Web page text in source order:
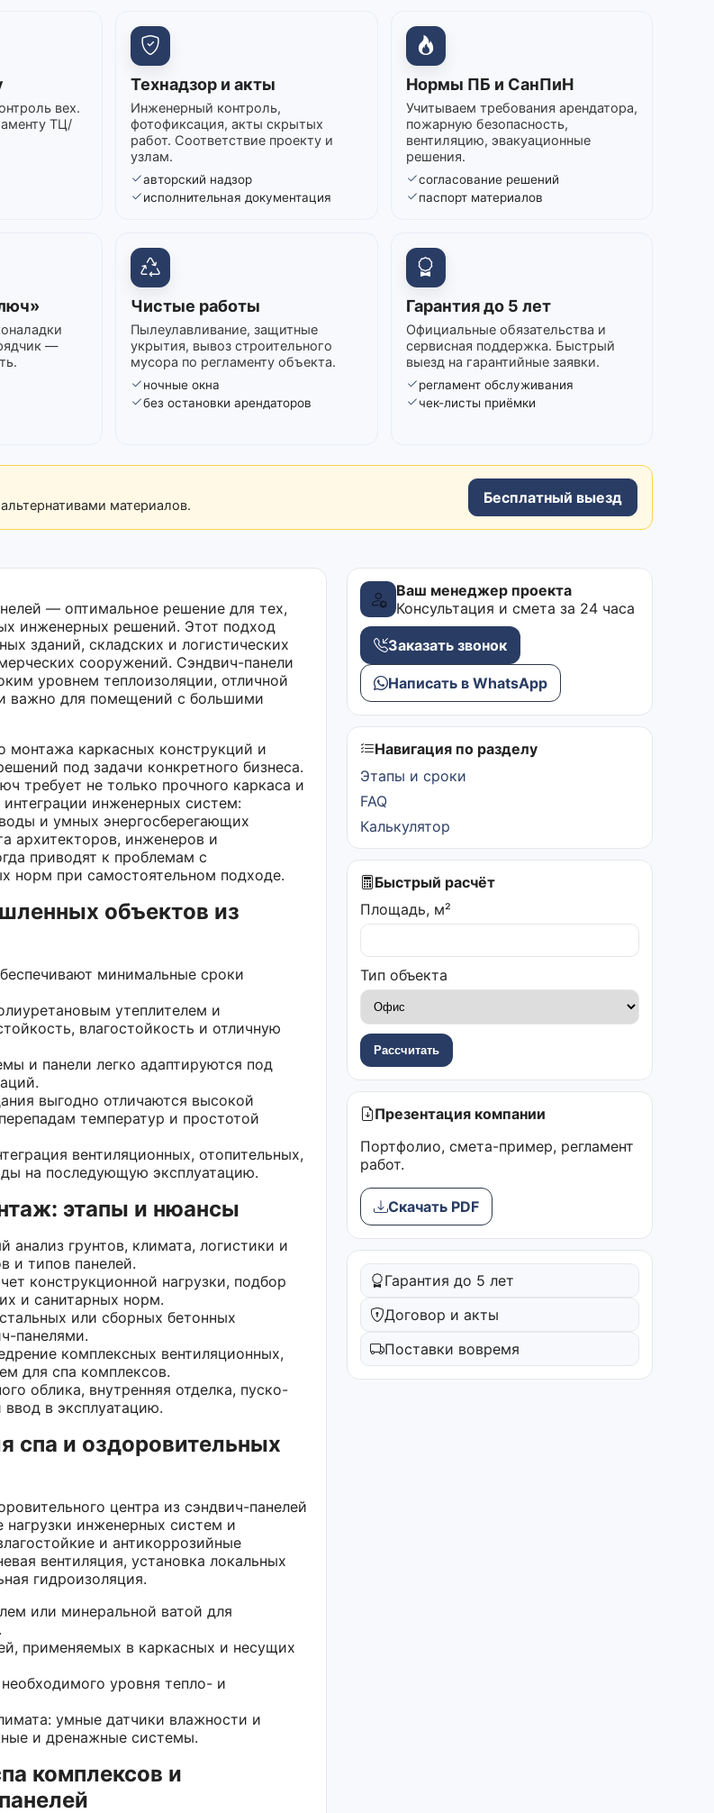
вех.
ТЦ/
Технадзор и акты
Инженерный контроль,
фотофиксация, акты скрытых
работ. Соответствие проекту и
узлам.
авторский надзор
исполнительная документация
Нормы ПБ и СанПиН
Учитываем требования арендатора,
пожарную безопасность,
вентиляцию, эвакуационные
решения.
согласование решений
паспорт материалов
—
Чистые работы
Пылеулавливание, защитные
укрытия, вывоз строительного
мусора по регламенту объекта.
ночные окна
без остановки арендаторов
Гарантия до 5 лет
Официальные обязательства и
сервисная поддержка. Быстрый
выезд на гарантийные заявки.
регламент обслуживания
чек-листы приёмки
материалов.
Бесплатный выезд
— оптимальное решение для тех,
инженерных решений. Этот подход
зданий, складских и логистических
сооружений. Сэндвич-панели
уровнем теплоизоляции, отличной
важно для помещений с большими
монтажа каркасных конструкций и
под задачи конкретного бизнеса.
требует не только прочного каркаса и
инженерных систем:
и умных энергосберегающих
архитекторов, инженеров и
приводят к проблемам с
норм при самостоятельном подходе.
объектов из
минимальные сроки
утеплителем и
влагостойкость и отличную
и панели легко адаптируются под
выгодно отличаются высокой
температур и простотой
вентиляционных, отопительных,
на последующую эксплуатацию.
этапы и нюансы
анализ грунтов, климата, логистики и
и типов панелей.
конструкционной нагрузки, подбор
и санитарных норм.
или сборных бетонных
панелями.
комплексных вентиляционных,
для спа комплексов.
облика, внутренняя отделка, пуско-
в эксплуатацию.
спа и оздоровительных
центра из сэндвич-панелей
инженерных систем и
и антикоррозийные
вентиляция, установка локальных
гидроизоляция.
или минеральной ватой для
применяемых в каркасных и несущих
уровня тепло- и
умные датчики влажности и
и дренажные системы.
комплексов и
Ваш менеджер проекта
Консультация и смета за 24 часа
Заказать звонок
Написать в WhatsApp
Навигация по разделу
Этапы и сроки
FAQ
Калькулятор
Быстрый расчёт
Площадь, м²
Тип объекта
Рассчитать
Презентация компании
Портфолио, смета-пример, регламент
работ.
Скачать PDF
Гарантия до 5 лет
Договор и акты
Поставки вовремя